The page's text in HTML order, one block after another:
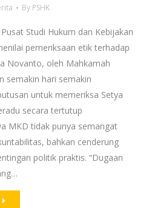
By PSHK
Pusat Studi Hukum dan Kebijakan
pemeriksaan etik terhadap
Novanto, oleh Mahkamah
semakin hari semakin
untuk memeriksa Setya
secara tertutup
MKD tidak punya semangat
bahkan cenderung
politik praktis. “Dugaan